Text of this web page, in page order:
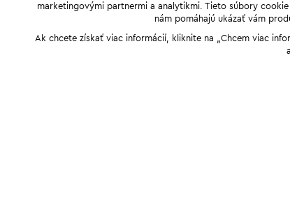
marketingovými partnermi a analytikmi. Tieto súbory
nám pomáhajú ukázať vám
Ak chcete získať viac informácií, kliknite na „Chcem viac